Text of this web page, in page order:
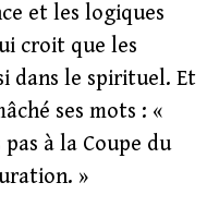
et les logiques
croit que les
dans le spirituel. Et
ses mots : «
à la Coupe du
»